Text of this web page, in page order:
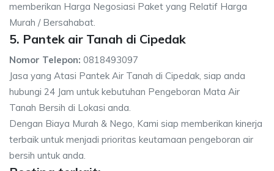
memberikan Harga Negosiasi Paket yang Relatif Harga
Murah / Bersahabat.
5. Pantek air Tanah di Cipedak
Nomor Telepon: 0818493097
Jasa yang Atasi Pantek Air Tanah di Cipedak, siap anda
hubungi 24 Jam untuk kebutuhan Pengeboran Mata Air
Tanah Bersih di Lokasi anda.
Dengan Biaya Murah & Nego, Kami siap memberikan kinerja
terbaik untuk menjadi prioritas keutamaan pengeboran air
bersih untuk anda.